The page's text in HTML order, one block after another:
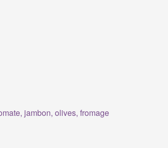
jambon, olives, fromage